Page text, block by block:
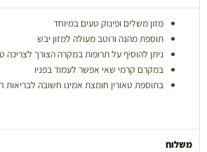
מזון משלים ופינוק טעים במיוחד
תוספת מהנה ורוטב מעולה למזון יבש
ניתן להוסיף על תרופות במקרה הצורך לצריכה
במקרם קרמי שאי אפשר לעמוד בפניו
בתוספת טאורין חומצת אמינו חשובה לבריאות
משלוח